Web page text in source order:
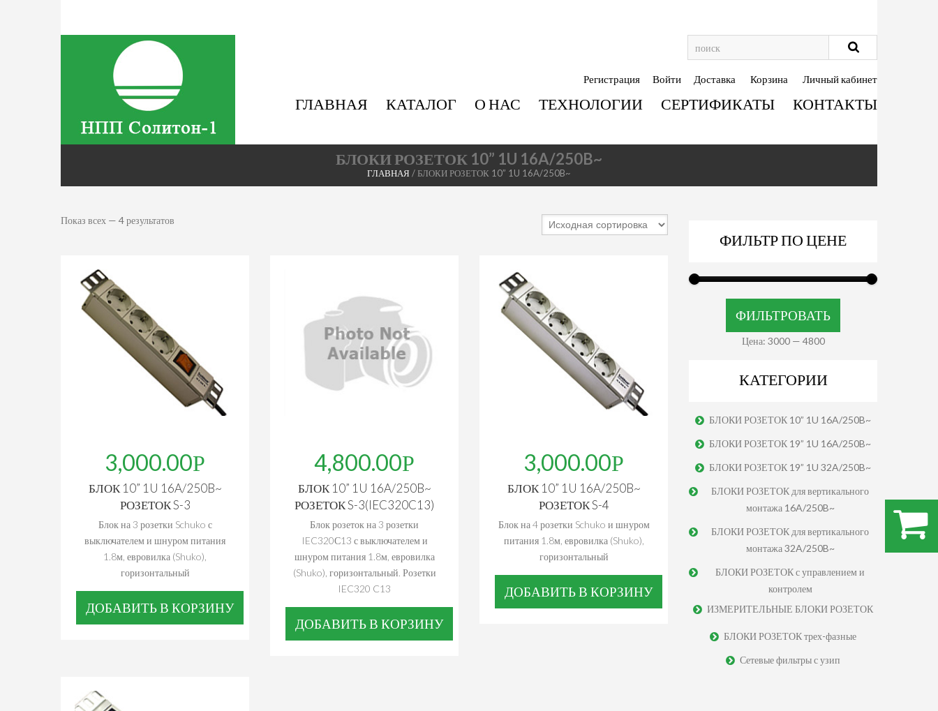
Регистрация Войти Доставка Корзина Личный кабинет
ГЛАВНАЯ КАТАЛОГ О НАС ТЕХНОЛОГИИ СЕРТИФИКАТЫ КОНТАКТЫ
БЛОКИ РОЗЕТОК 10” 1U 16A/250B~
ГЛАВНАЯ / БЛОКИ РОЗЕТОК 10” 1U 16A/250B~
Показ всех — 4 результатов
3,000.00
БЛОК 10” 1U 16A/250B~
РОЗЕТОК S-3
Блок на 3 розетки Schuko с
выключателем и шнуром питания
1.8м, евровилка (Shuko),
горизонтальный
ДОБАВИТЬ В КОРЗИНУ
4,800.00
БЛОК 10” 1U 16A/250B~
РОЗЕТОК S-3(IEC320C13)
Блок розеток на 3 розетки
IEC320С13 с выключателем и
шнуром питания 1.8м, евровилка
(Shuko), горизонтальный. Розетки
IEC320 C13
ДОБАВИТЬ В КОРЗИНУ
3,000.00
БЛОК 10” 1U 16A/250B~
РОЗЕТОК S-4
Блок на 4 розетки Schuko и шнуром
питания 1.8м, евровилка (Shuko),
горизонтальный
ДОБАВИТЬ В КОРЗИНУ
ФИЛЬТР ПО ЦЕНЕ
ФИЛЬТРОВАТЬ
Цена: 3000— 4800
КАТЕГОРИИ
БЛОКИ РОЗЕТОК 10” 1U 16A/250B~
БЛОКИ РОЗЕТОК 19” 1U 16A/250B~
БЛОКИ РОЗЕТОК 19” 1U 32A/250B~
БЛОКИ РОЗЕТОК для вертикального
монтажа 16A/250B~
БЛОКИ РОЗЕТОК для вертикального
монтажа 32A/250B~
БЛОКИ РОЗЕТОК с управлением и
контролем
ИЗМЕРИТЕЛЬНЫЕ БЛОКИ РОЗЕТОК
БЛОКИ РОЗЕТОК трех-фазные
Сетевые фильтры с узип